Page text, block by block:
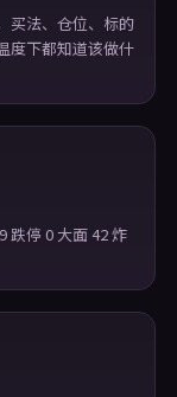
买法、仓位、标的
度下都知道该做什
停 0 大面 42 炸